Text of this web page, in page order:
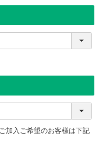
加入ご希望のお客様は下記